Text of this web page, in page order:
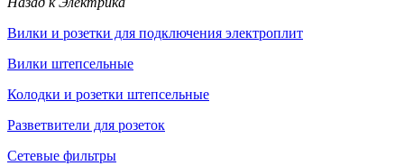
Вилки и розетки для подключения электроплит
Вилки штепсельные
Колодки и розетки штепсельные
Разветвители для розеток
Сетевые фильтры